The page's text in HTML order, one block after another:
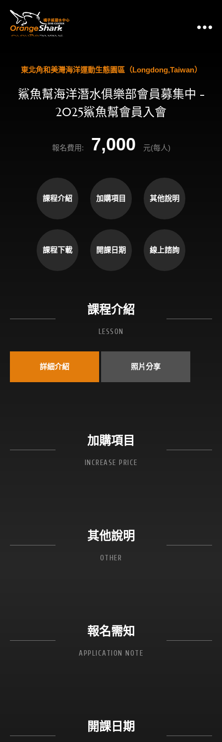
東北角和美灣海洋運動生態園區（Longdong,Taiwan）
鯊魚幫海洋潛水俱樂部會員募集中 -
2025鯊魚幫會員入會
報名費用: 7,000 元(每人)
課程介紹 加購項目 其他說明
課程下載 開課日期 線上諮詢
課程介紹
LESSON
詳細介紹 照片分享
加購項目
INCREASE PRICE
其他說明
OTHER
報名需知
APPLICATION NOTE
開課日期